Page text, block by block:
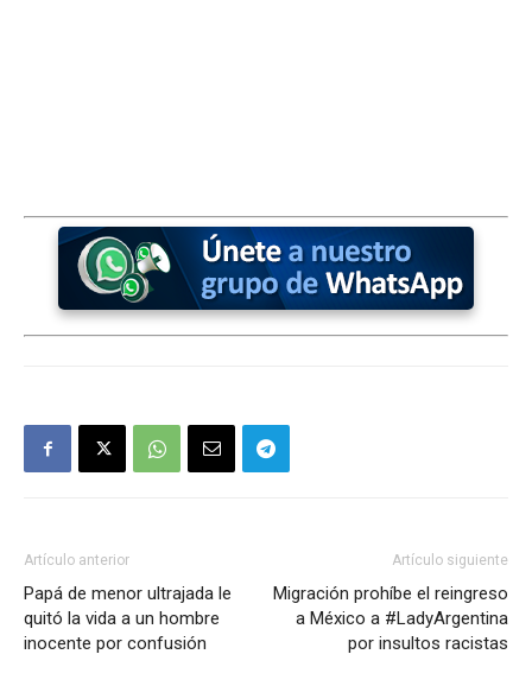
Artículo anterior
Papá de menor ultrajada le
quitó la vida a un hombre
inocente por confusión
Artículo siguiente
Migración prohíbe el reingreso
a México a #LadyArgentina
por insultos racistas